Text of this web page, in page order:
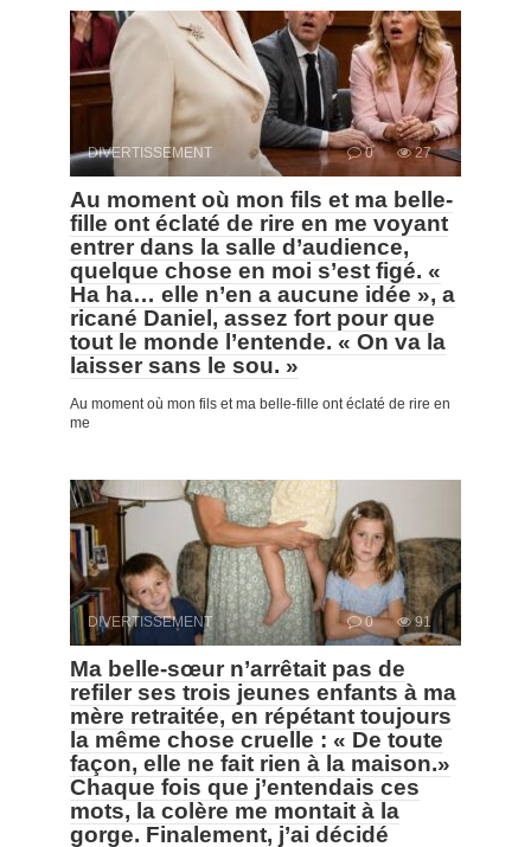
DIVERTISSEMENT 0 27
Au moment où mon fils et ma belle-
fille ont éclaté de rire en me voyant
entrer dans la salle d’audience,
quelque chose en moi s’est figé. «
Ha ha… elle n’en a aucune idée », a
ricané Daniel, assez fort pour que
tout le monde l’entende. « On va la
laisser sans le sou. »
Au moment où mon fils et ma belle-fille ont éclaté de rire en
me
DIVERTISSEMENT 0 91
Ma belle-sœur n’arrêtait pas de
refiler ses trois jeunes enfants à ma
mère retraitée, en répétant toujours
la même chose cruelle : « De toute
façon, elle ne fait rien à la maison.»
Chaque fois que j’entendais ces
mots, la colère me montait à la
gorge. Finalement, j’ai décidé